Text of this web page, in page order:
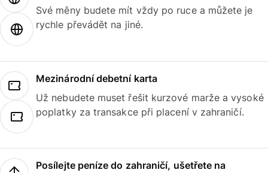
Své měny budete mít vždy po ruce a můžete je
rychle převádět na jiné.
Mezinárodní debetní karta
Už nebudete muset řešit kurzové marže a vysoké
poplatky za transakce při placení v zahraničí.
Posílejte peníze do zahraničí, ušetřete na